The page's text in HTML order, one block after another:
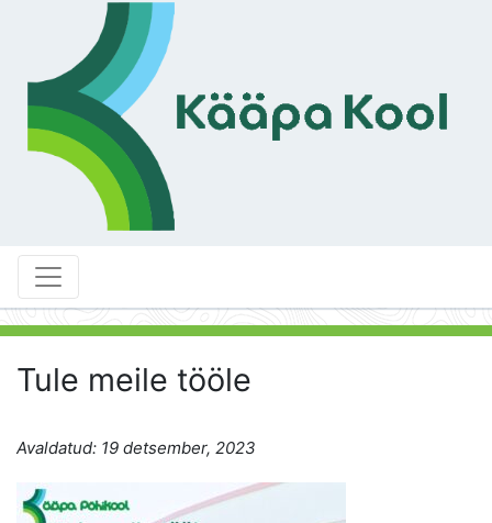
Tule meile tööle
Avaldatud: 19 detsember, 2023